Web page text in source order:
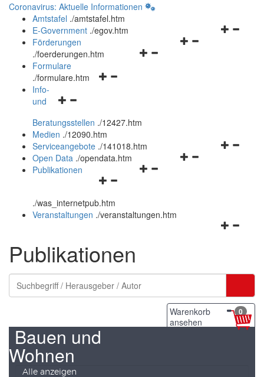
Coronavirus: Aktuelle Informationen
Amtstafel ./amtstafel.htm
Navigationsmenü
E-Government ./egov.htm
Navigationsmenü
Förderungen
./foerderungen.htm
Navigationsmenü
Formulare
./formulare.htm
Navigationsmenü
und
schließen
Info-
und
Beratungsstellen ./12427.htm
Medien ./12090.htm
Navigationsmenü
Serviceangebote ./141018.htm
Navigationsmenü
Open Data ./opendata.htm
Navigationsmenü
und
schließen
Publikationen
./was_internetpub.htm
Veranstaltungen ./veranstaltungen.htm
Publikationen
Warenkorb
ansehen
0
Bauen und
Wohnen
Alle anzeigen